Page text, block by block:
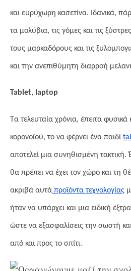
και ευρύχωρη κασετίνα. Ιδανικά,
τα μολύβια, τις γόμες και τις
τους μαρκαδόρους και τις
και την ανεπιθύμητη διαρροή
Tablet, laptop
Τα τελευταία χρόνια, έπειτα
κορονοϊού, το να φέρνει ένα παιδί
αποτελεί μια συνηθισμένη τακτική.
θα πρέπει να έχει τον χώρο και τη
ακριβά αυτά προϊόντα τεχνολογίας
ήταν να υπάρχει και μια ειδική
ώστε να εξασφαλίσεις την σωστή
από και προς το σπίτι.